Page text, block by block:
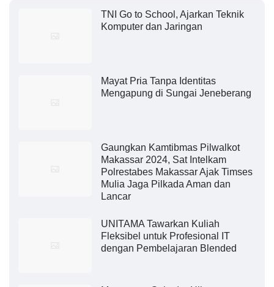
TNI Go to School, Ajarkan Teknik
Komputer dan Jaringan
Mayat Pria Tanpa Identitas
Mengapung di Sungai Jeneberang
Gaungkan Kamtibmas Pilwalkot
Makassar 2024, Sat Intelkam
Polrestabes Makassar Ajak Timses
Mulia Jaga Pilkada Aman dan
Lancar
UNITAMA Tawarkan Kuliah
Fleksibel untuk Profesional IT
dengan Pembelajaran Blended